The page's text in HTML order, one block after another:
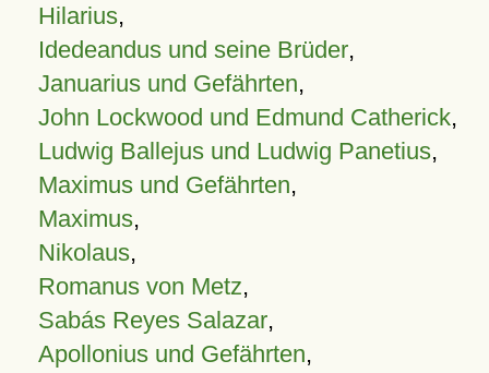
Hilarius,
Idedeandus und seine Brüder,
Januarius und Gefährten,
John Lockwood und Edmund Catherick,
Ludwig Ballejus und Ludwig Panetius,
Maximus und Gefährten,
Maximus,
Nikolaus,
Romanus von Metz,
Sabás Reyes Salazar,
Apollonius und Gefährten,